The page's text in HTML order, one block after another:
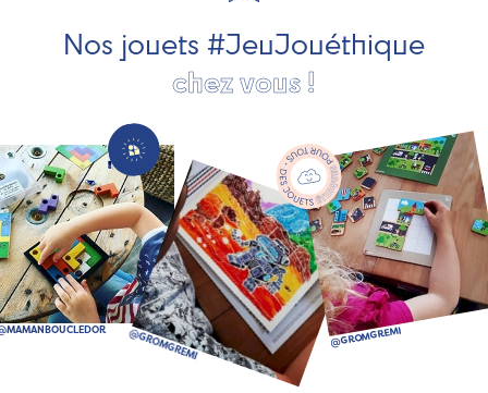
Nos jouets #JeuJouéthique
chez vous !